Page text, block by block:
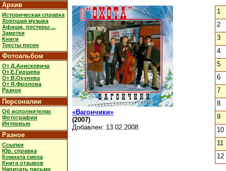
Архив
Историческая справка
Хорошая музыка
Афиши, постеры ...
Заметки
Книги
Тексты песен
Фотоальбом
От Д.Анискевича
От Е.Гиршева
От В.Окунева
От Я.Фролова
Разное
Персоналии
Об исполнителях
Фотографии
Интервью
Разное
Ссылки
Юр. справка
Комната смеха
Книга отзывов
Написать письмо
«Вагончики»
(2007)
Добавлен: 13.02.2008
1
2
3
4
5
6
7
8
9
10
11
12